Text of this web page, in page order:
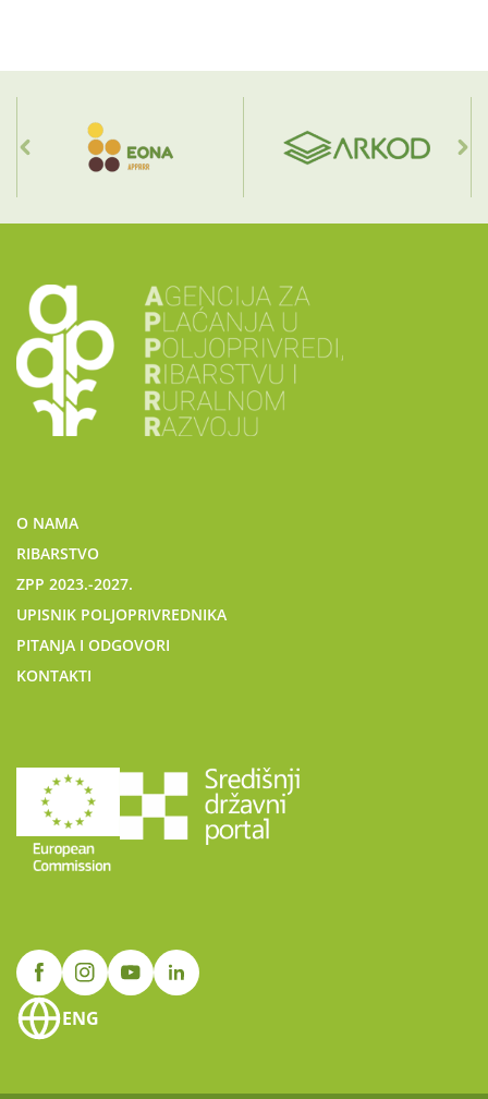
O NAMA
RIBARSTVO
ZPP 2023.-2027.
UPISNIK POLJOPRIVREDNIKA
PITANJA I ODGOVORI
KONTAKTI
ENG